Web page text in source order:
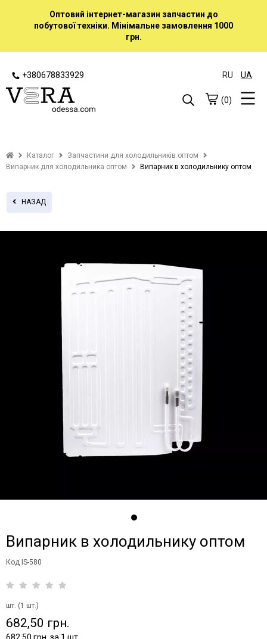
Оптовий інтернет-магазин запчастин до
побутової техніки. Мінімальне замовлення 1000
грн.
+380678833929 RU UA
(0)
Каталог
Запчастини для холодильників оптом
Випарник для холодильника оптом
Випарник в холодильнику оптом
НАЗАД
Випарник в холодильнику оптом
Код IS-580
шт. (1 шт.)
682,50 грн.
682,50 грн. за 1 шт.